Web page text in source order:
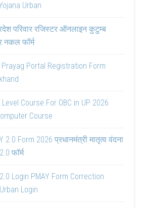
Urban
परिवार रजिस्टर ऑनलाइन कुटुम्ब
नकल फॉर्म
Prayag Portal Registration Form
Level Course For OBC in UP 2026
Course
2.0 Form 2026 प्रधानमंत्री मातृत्व वंदना
फॉर्म
Login PMAY Form Correction
Login